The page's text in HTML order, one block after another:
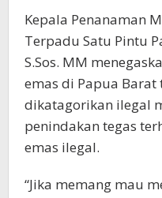
Kepala Penanaman
Terpadu Satu Pintu
S.Sos. MM
emas di Papua
dikatagorikan ilegal
penindakan tegas
emas ilegal.
“Jika memang mau